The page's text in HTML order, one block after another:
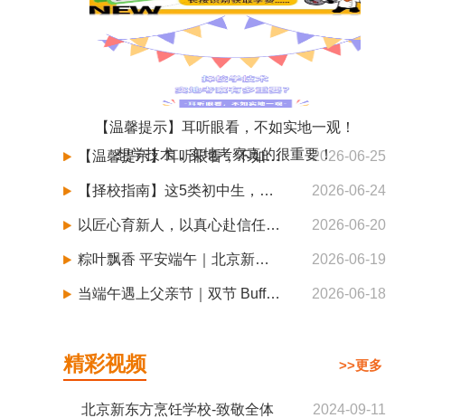
【温馨提示】耳听眼看，不如实地一观！
想学技术，实地考察真的很重要！
【温馨提示】耳听眼看，不如实地一观！想学技术，实地考察真的很重要！ 2026-06-25
【择校指南】这5类初中生，更适合职业教育，更容易实现逆袭 2026-06-24
以匠心育新人，以真心赴信任—北京新东方烹饪学校秋季班火热招生中 2026-06-20
粽叶飘香 平安端午｜北京新东方烹饪学校端午假期安全须知请查收！ 2026-06-19
当端午遇上父亲节｜双节 Buff 叠满！来北京新东方烹饪解锁升学好机会 2026-06-18
精彩视频 >>更多
北京新东方烹饪学校-致敬全体 2024-09-11